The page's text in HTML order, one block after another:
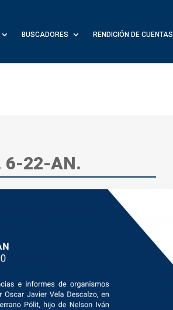
BUSCADORES RENDICIÓN DE CUENTAS
6-22-AN.